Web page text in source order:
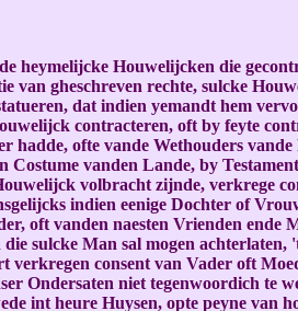
heymelijcke Houwelijcken die
gheschreven rechte, sulcke
dat indien yemandt hem
contracteren, oft by feyte
ofte vande Wethouders
vanden Lande, by
volbracht zijnde, verkrege
indien eenige Dochter of
oft vanden naesten Vrienden ende
sulcke Man sal mogen
consent van Vader oft
Ondersaten niet tegenwoordich te
int heure Huysen, opte peyne